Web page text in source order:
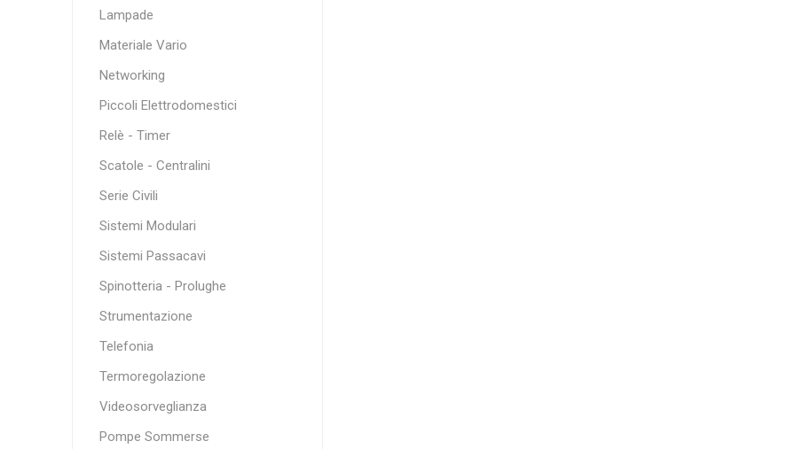
Lampade
Materiale Vario
Networking
Piccoli Elettrodomestici
Relè - Timer
Scatole - Centralini
Serie Civili
Sistemi Modulari
Sistemi Passacavi
Spinotteria - Prolughe
Strumentazione
Telefonia
Termoregolazione
Videosorveglianza
Pompe Sommerse